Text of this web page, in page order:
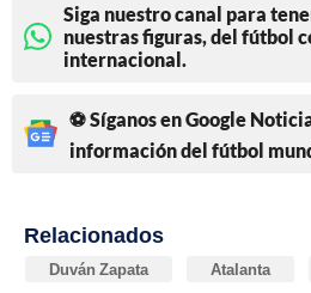
Siga nuestro canal para
nuestras figuras, del fútbol
internacional.
⚽ Síganos en Google
información del fútbol
Relacionados
Duván Zapata Atalanta